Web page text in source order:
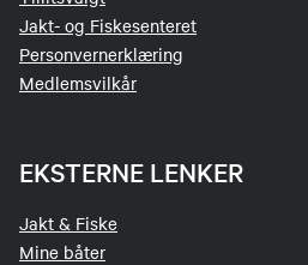
Jakt- og Fiskesenteret
Personvernerklæring
Medlemsvilkår
EKSTERNE LENKER
Jakt & Fiske
Mine båter